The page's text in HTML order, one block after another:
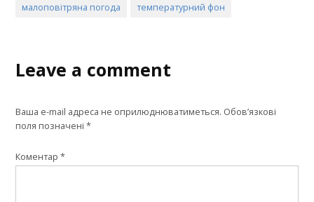
малоповітряна погода температурний фон
Leave a comment
Ваша e-mail адреса не оприлюднюватиметься. Обов’язкові
поля позначені*
Коментар*